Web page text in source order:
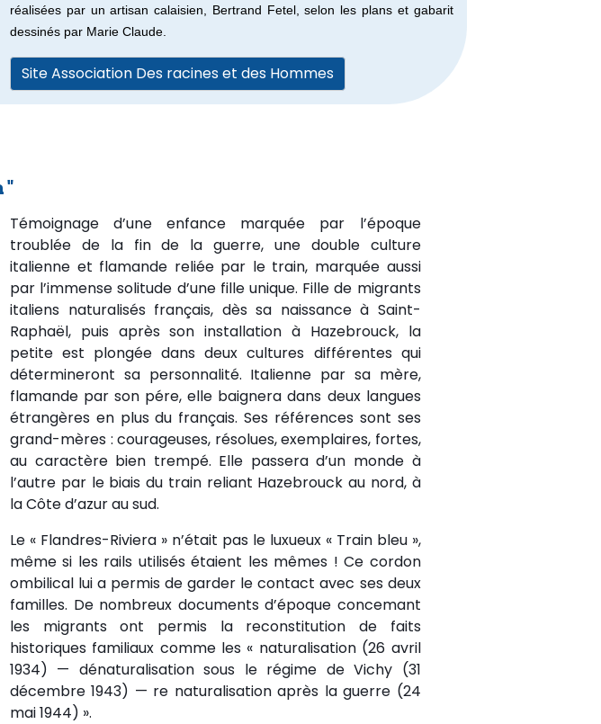
réalisées par un artisan calaisien, Bertrand Fetel, selon les plans et gabarit
dessinés par Marie Claude.
Site Association Des racines et des Hommes
Témoignage d’une enfance marquée par l’époque
troublée de la fin de la guerre, une double culture
italienne et flamande reliée par le train, marquée aussi
par l’immense solitude d’une fille unique. Fille de migrants
italiens naturalisés français, dès sa naissance à Saint-
Raphaël, puis après son installation à Hazebrouck, la
petite est plongée dans deux cultures différentes qui
détermineront sa personnalité. Italienne par sa mère,
flamande par son pére, elle baignera dans deux langues
étrangères en plus du français. Ses références sont ses
grand-mères : courageuses, résolues, exemplaires, fortes,
au caractère bien trempé. Elle passera d’un monde à
l’autre par le biais du train reliant Hazebrouck au nord, à
la Côte d’azur au sud.
Le « Flandres-Riviera » n’était pas le luxueux « Train bleu »,
même si les rails utilisés étaient les mêmes ! Ce cordon
ombilical lui a permis de garder le contact avec ses deux
familles. De nombreux documents d’époque concemant
les migrants ont permis la reconstitution de faits
historiques familiaux comme les « naturalisation (26 avril
1934) — dénaturalisation sous le régime de Vichy (31
décembre 1943) — re naturalisation après la guerre (24
mai 1944) ».